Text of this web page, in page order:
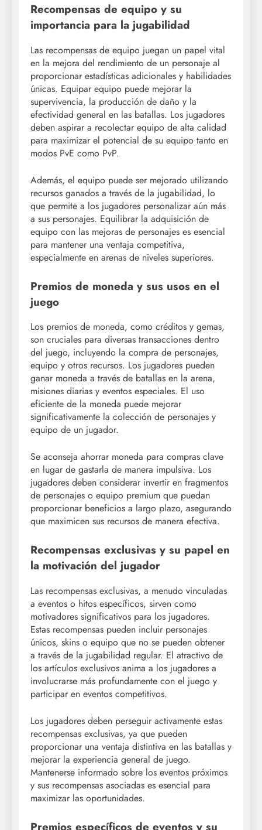
Recompensas de equipo y su
importancia para la jugabilidad
Las recompensas de equipo juegan un papel vital
en la mejora del rendimiento de un personaje al
proporcionar estadísticas adicionales y habilidades
únicas. Equipar equipo puede mejorar la
supervivencia, la producción de daño y la
efectividad general en las batallas. Los jugadores
deben aspirar a recolectar equipo de alta calidad
para maximizar el potencial de su equipo tanto en
modos PvE como PvP.
Además, el equipo puede ser mejorado utilizando
recursos ganados a través de la jugabilidad, lo
que permite a los jugadores personalizar aún más
a sus personajes. Equilibrar la adquisición de
equipo con las mejoras de personajes es esencial
para mantener una ventaja competitiva,
especialmente en arenas de niveles superiores.
Premios de moneda y sus usos en el
juego
Los premios de moneda, como créditos y gemas,
son cruciales para diversas transacciones dentro
del juego, incluyendo la compra de personajes,
equipo y otros recursos. Los jugadores pueden
ganar moneda a través de batallas en la arena,
misiones diarias y eventos especiales. El uso
eficiente de la moneda puede mejorar
significativamente la colección de personajes y
equipo de un jugador.
Se aconseja ahorrar moneda para compras clave
en lugar de gastarla de manera impulsiva. Los
jugadores deben considerar invertir en fragmentos
de personajes o equipo premium que puedan
proporcionar beneficios a largo plazo, asegurando
que maximicen sus recursos de manera efectiva.
Recompensas exclusivas y su papel en
la motivación del jugador
Las recompensas exclusivas, a menudo vinculadas
a eventos o hitos específicos, sirven como
motivadores significativos para los jugadores.
Estas recompensas pueden incluir personajes
únicos, skins o equipo que no se pueden obtener
a través de la jugabilidad regular. El atractivo de
los artículos exclusivos anima a los jugadores a
involucrarse más profundamente con el juego y
participar en eventos competitivos.
Los jugadores deben perseguir activamente estas
recompensas exclusivas, ya que pueden
proporcionar una ventaja distintiva en las batallas y
mejorar la experiencia general de juego.
Mantenerse informado sobre los eventos próximos
y sus recompensas asociadas es esencial para
maximizar las oportunidades.
Premios específicos de eventos y su